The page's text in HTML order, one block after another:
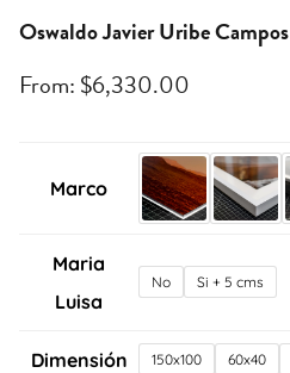
Oswaldo Javier Uribe Campos
From: $6,330.00
Marco
Maria
Luisa
No Si + 5 cms
Dimensión 150x100 60x40